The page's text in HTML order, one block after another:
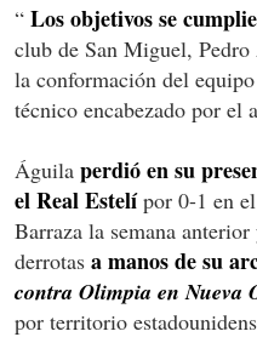
“ Los objetivos se
club de San Miguel, Pedro
la conformación del
técnico encabezado por el
Águila perdió en su
el Real Estelípor 0-1 en
Barraza la semana
derrotas a manos de su
contra Olimpia en Nueva
por territorio